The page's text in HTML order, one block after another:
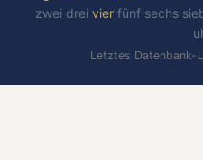
zwei drei vier fünf sechs
Letztes Datenbank-